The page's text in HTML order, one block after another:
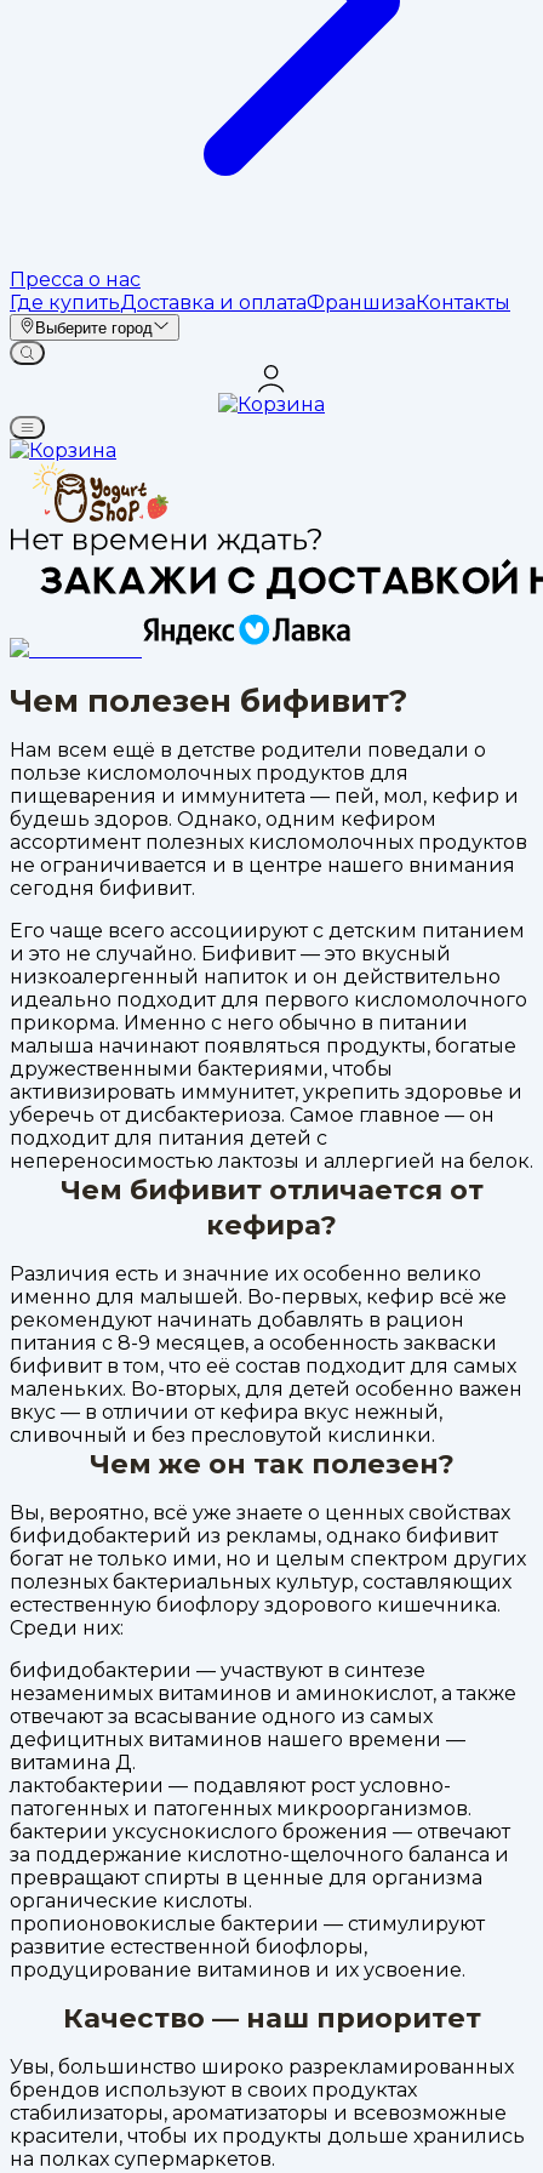
Пресса о нас
Где купитьДоставка и оплатаФраншизаКонтакты
Выберите город
Чем полезен бифивит?
Нам всем ещё в детстве родители поведали о
пользе кисломолочных продуктов для
пищеварения и иммунитета — пей, мол, кефир и
будешь здоров. Однако, одним кефиром
ассортимент полезных кисломолочных продуктов
не ограничивается и в центре нашего внимания
сегодня бифивит.
Его чаще всего ассоциируют с детским питанием
и это не случайно. Бифивит — это вкусный
низкоалергенный напиток и он действительно
идеально подходит для первого кисломолочного
прикорма. Именно с него обычно в питании
малыша начинают появляться продукты, богатые
дружественными бактериями, чтобы
активизировать иммунитет, укрепить здоровье и
уберечь от дисбактериоза. Самое главное — он
подходит для питания детей с
непереносимостью лактозы и аллергией на белок.
Чем бифивит отличается от
кефира?
Различия есть и значние их особенно велико
именно для малышей. Во-первых, кефир всё же
рекомендуют начинать добавлять в рацион
питания с 8-9 месяцев, а особенность закваски
бифивит в том, что её состав подходит для самых
маленьких. Во-вторых, для детей особенно важен
вкус — в отличии от кефира вкус нежный,
сливочный и без пресловутой кислинки.
Чем же он так полезен?
Вы, вероятно, всё уже знаете о ценных свойствах
бифидобактерий из рекламы, однако бифивит
богат не только ими, но и целым спектром других
полезных бактериальных культур, составляющих
естественную биофлору здорового кишечника.
Среди них:
бифидобактерии — участвуют в синтезе
незаменимых витаминов и аминокислот, а также
отвечают за всасывание одного из самых
дефицитных витаминов нашего времени —
витамина Д.
лактобактерии — подавляют рост условно-
патогенных и патогенных микроорганизмов.
бактерии уксуснокислого брожения — отвечают
за поддержание кислотно-щелочного баланса и
превращают спирты в ценные для организма
органические кислоты.
пропионовокислые бактерии — стимулируют
развитие естественной биофлоры,
продуцирование витаминов и их усвоение.
Качество — наш приоритет
Увы, большинство широко разрекламированных
брендов используют в своих продуктах
стабилизаторы, ароматизаторы и всевозможные
красители, чтобы их продукты дольше хранились
на полках супермаркетов.